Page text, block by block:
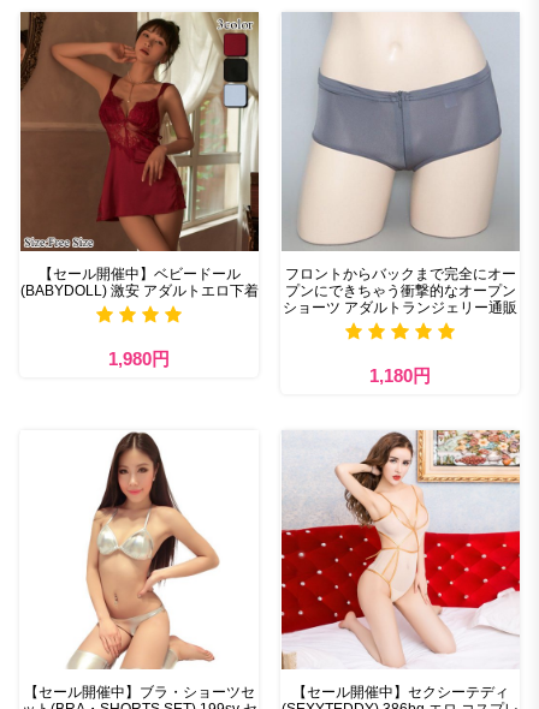
【セール開催中】ベビードール
(BABYDOLL) 激安 アダルトエロ下着
1,980円
フロントからバックまで完全にオー
プンにできちゃう衝撃的なオープン
ショーツ アダルトランジェリー通販
1,180円
【セール開催中】ブラ・ショーツセ
【セール開催中】セクシーテディ